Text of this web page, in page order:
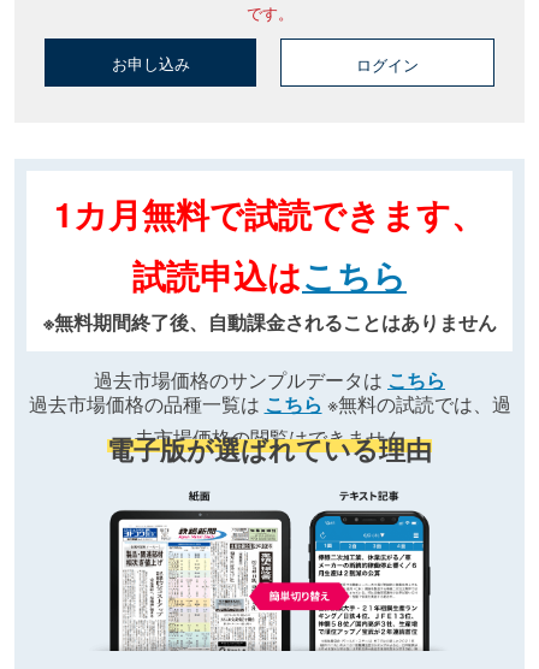
です。
お申し込み ログイン
1カ月無料で試読できます、
試読申込はこちら
※無料期間終了後、自動課金されることはありません
過去市場価格のサンプルデータは こちら
過去市場価格の品種一覧は こちら ※無料の試読では、過
去市場価格の閲覧はできません
電子版が選ばれている理由